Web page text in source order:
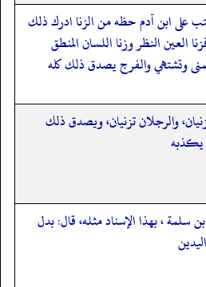
على ابن آدم حظه من الزنا ادرك ذلك
العين النظر وزنا اللسان المنطق
وتشتهي والفرج يصدق ذلك كله
والرجلان تزنيان، ويصدق ذلك
يكذبه
سلمة ، بهذا الإسناد مثله، قال: بدل